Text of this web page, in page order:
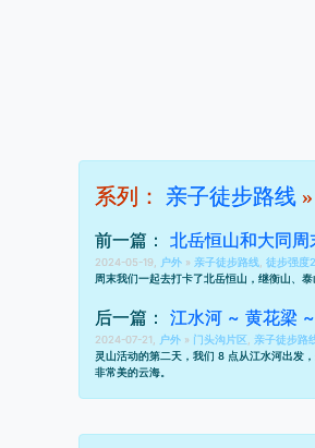
系列： 亲子徒步路线 »
前一篇： 北岳恒山和大同周
2024-05-19, 户外 » 亲子徒步路线 徒步强度
周末我们一起去打卡了北岳恒山，继衡山 泰
后一篇： 江水河 ~ 黄花梁
2024-07-21, 户外 » 门头沟片区 亲子徒步路
灵山活动的第二天，我们 8 点从江水河出发
非常美的云海。